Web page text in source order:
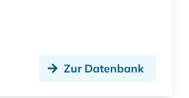
Zur Datenbank